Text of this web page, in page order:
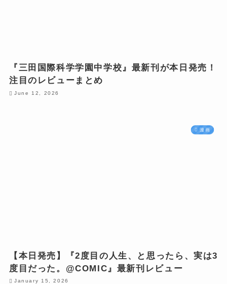
『三田国際科学学園中学校』最新刊が本日発売！
注目のレビューまとめ
June 12, 2026
漫画
【本日発売】『2度目の人生、と思ったら、実は3
度目だった。@COMIC』最新刊レビュー
January 15, 2026